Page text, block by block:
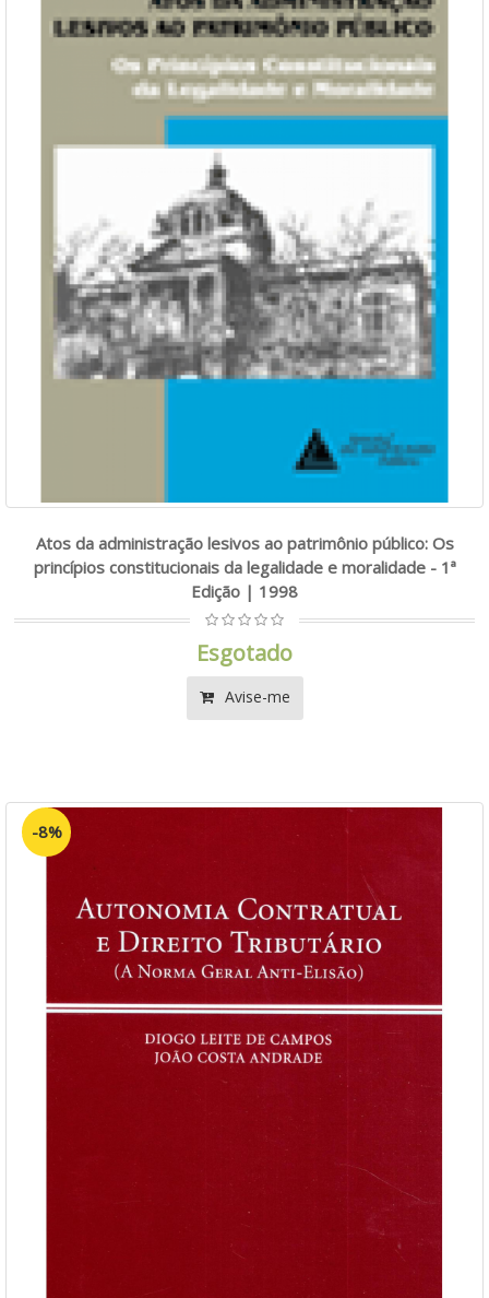
Atos da administração lesivos ao patrimônio público: Os
princípios constitucionais da legalidade e moralidade - 1ª
Edição | 1998
Esgotado
Avise-me
-8%